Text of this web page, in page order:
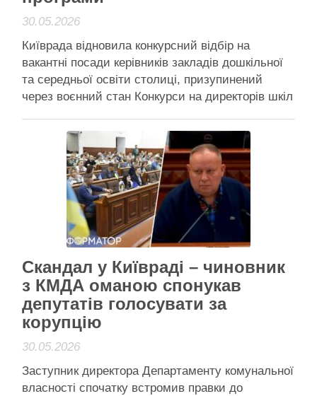
30.05.2026
Київрада відновила конкурсний відбір на
вакантні посади керівників закладів дошкільної
та середньої освіти столиці, призупинений
через воєнний стан Конкурси на директорів шкіл
відкриту процедуру призначення керівників
навчальних закладів – директорів шкіл і дитячих
садків відтепер обиратимуть через конкурсний
відбір. Реформування освітньої системи в …
Читати далі
Активісти району
Скандал у Київраді – чиновник
з КМДА оманою спонукав
депутатів голосувати за
корупцію
30.05.2026
Заступник директора Департаменту комунальної
власності спочатку встромив правки до